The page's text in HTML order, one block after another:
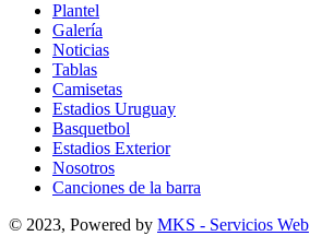
Plantel
Galería
Noticias
Tablas
Camisetas
Estadios Uruguay
Basquetbol
Estadios Exterior
Nosotros
Canciones de la barra
© 2023, Powered by MKS - Servicios Web